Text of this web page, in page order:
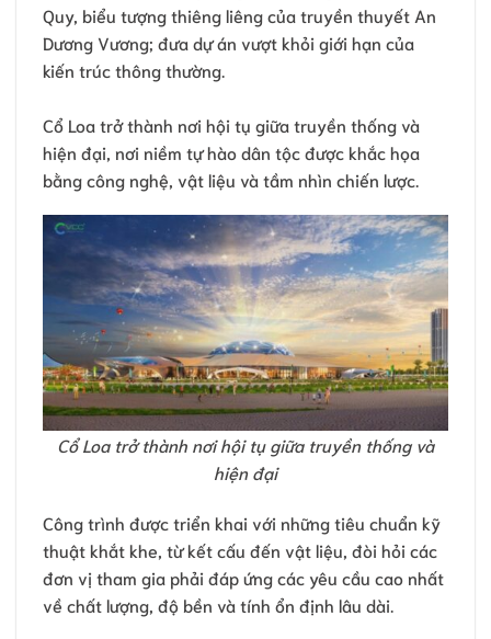
Quy, biểu tượng thiêng liêng của truyền thuyết An
Dương Vương; đưa dự án vượt khỏi giới hạn của
kiến trúc thông thường.
Cổ Loa trở thành nơi hội tụ giữa truyền thống và
hiện đại, nơi niềm tự hào dân tộc được khắc họa
bằng công nghệ, vật liệu và tầm nhìn chiến lược.
Cổ Loa trở thành nơi hội tụ giữa truyền thống và
hiện đại
Công trình được triển khai với những tiêu chuẩn kỹ
thuật khắt khe, từ kết cấu đến vật liệu, đòi hỏi các
đơn vị tham gia phải đáp ứng các yêu cầu cao nhất
về chất lượng, độ bền và tính ổn định lâu dài.